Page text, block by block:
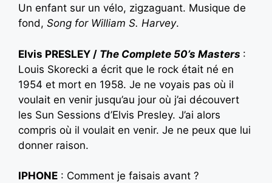
Un enfant sur un vélo, zigzaguant. Musique de
fond, Song for William S. Harvey.
Elvis PRESLEY / The Complete 50’s Masters :
Louis Skorecki a écrit que le rock était né en
1954 et mort en 1958. Je ne voyais pas où il
voulait en venir jusqu’au jour où j’ai découvert
les Sun Sessions d’Elvis Presley. J’ai alors
compris où il voulait en venir. Je ne peux que lui
donner raison.
IPHONE : Comment je faisais avant ?